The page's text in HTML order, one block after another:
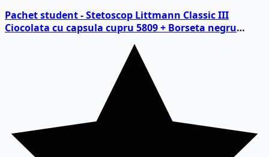
Pachet student - Stetoscop Littmann Classic III
Ciocolata cu capsula cupru 5809 + Borseta negru